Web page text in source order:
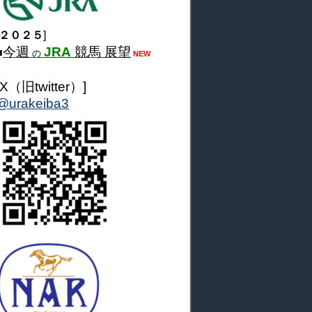
０２５]
今週 の JRA 競馬 展望 NEW
（旧twitter）]